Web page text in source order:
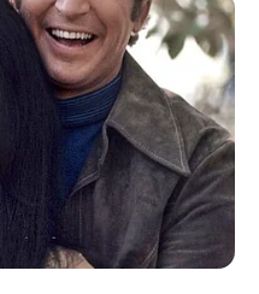
για τα
για
στο Google